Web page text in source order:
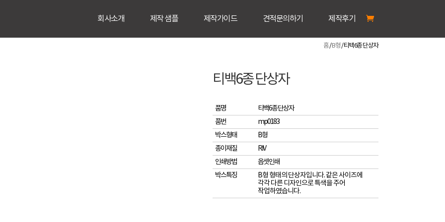
회사소개 제작 샘플 제작가이드 견적문의하기 제작후기
홈/B형/ 티백6종 단상자
티백6종 단상자
품명
티백6종 단상자
품번
mp0183
박스형태
B형
종이재질
RIV
인쇄방법
옵셋인쇄
박스특징
B형 형태의 단상자입니다. 같은 사이즈에
각각 다른 디자인으로 특색을 주어
작업하였습니다.